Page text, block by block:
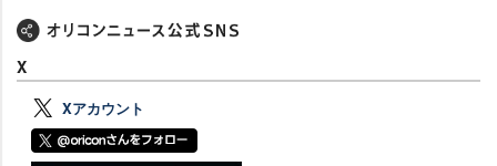
X
Xアカウント